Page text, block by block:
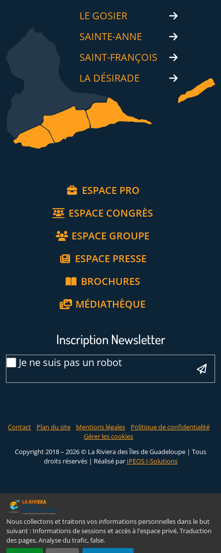
Nous collectons et traitons vos informations personnelles dans le but
suivant : Informations de sessions et accès à l'espace privé, Traduction
des pages, Analyse du trafic, false.
LE GOSIER
SAINTE-ANNE
SAINT-FRANÇOIS
LA DÉSIRADE
ESPACE PRO
ESPACE CONGRÈS
ESPACE GROUPE
ESPACE PRESSE
BROCHURES
MÉDIATHÈQUE
Inscription Newsletter
Je ne suis pas un robot
Contact Plan du site Mentions légales
Politique de confidentialité
Gérer les cookies
Copyright 2018 – 2026 © La Riviera des Îles de Guadeloupe | Tous
droits réservés | Réalisé par IPEOS I-Solutions